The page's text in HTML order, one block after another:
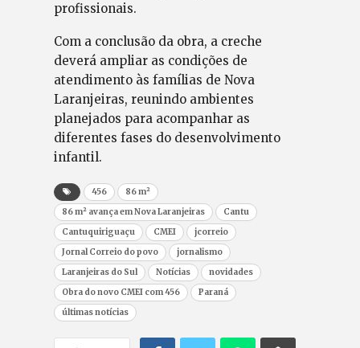
profissionais.
Com a conclusão da obra, a creche
deverá ampliar as condições de
atendimento às famílias de Nova
Laranjeiras, reunindo ambientes
planejados para acompanhar as
diferentes fases do desenvolvimento
infantil.
456
86 m²
86 m² avança em Nova Laranjeiras
Cantu
Cantuquiriguaçu
CMEI
jcorreio
Jornal Correio do povo
jornalismo
Laranjeiras do Sul
Notícias
novidades
Obra do novo CMEI com 456
Paraná
últimas notícias